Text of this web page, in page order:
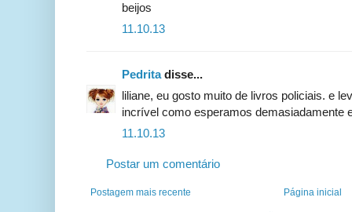
beijos
11.10.13
Pedritadisse...
liliane, eu gosto muito de livros policiais. e
incrível como esperamos demasiadamente
11.10.13
Postar um comentário
Postagem mais recente Página inicial